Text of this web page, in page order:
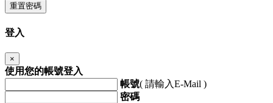
重置密碼
登入
×
使用您的帳號登入
帳號( 請輸入E-Mail )
密碼